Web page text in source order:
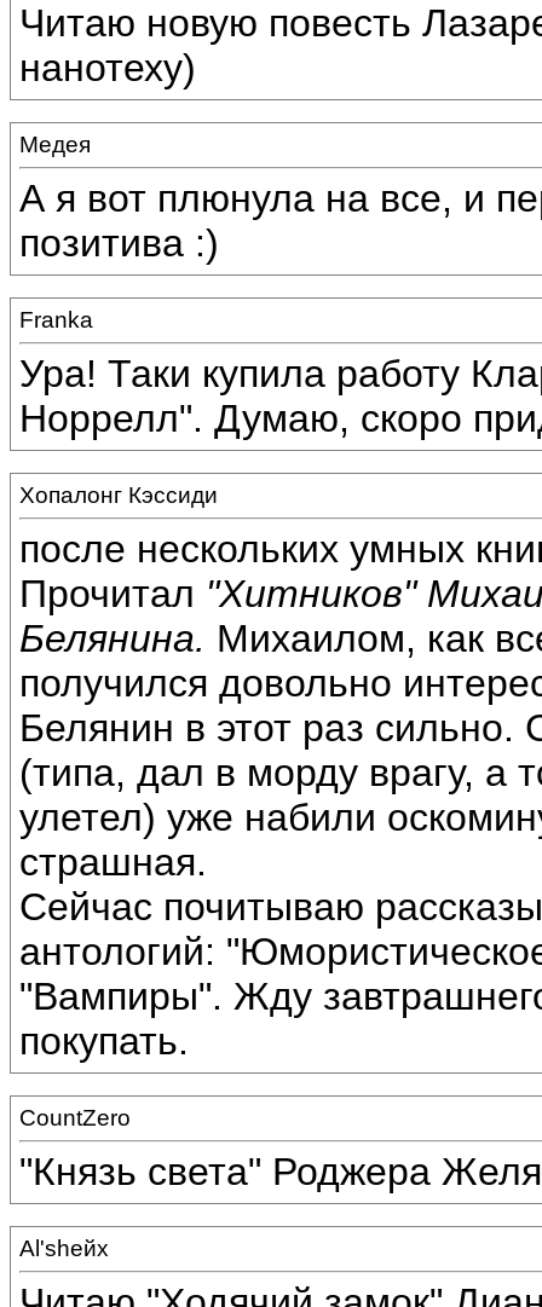
Читаю новую повесть
нанотеху)
Медея
А я вот плюнула на все, и
позитива :)
Franka
Ура! Таки купила работу
Норрелл". Думаю, скоро
Хопалонг Кэссиди
после нескольких умных
Прочитал "Хитников"
Белянина. Михаилом, как
получился довольно
Белянин в этот раз сильно.
(типа, дал в морду врагу, а
улетел) уже набили
страшная.
Сейчас почитываю
антологий:
"Вампиры". Жду
покупать.
CountZero
"Князь света" Роджера
Al'shейх